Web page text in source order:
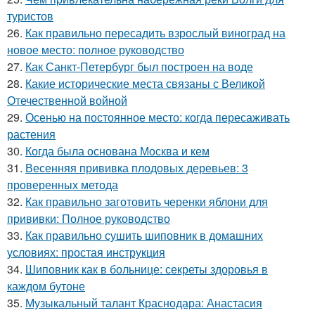
туристов
26. Как правильно пересадить взрослый виноград на
новое место: полное руководство
27. Как Санкт-Петербург был построен на воде
28. Какие исторические места связаны с Великой
Отечественной войной
29. Осенью на постоянное место: когда пересаживать
растения
30. Когда была основана Москва и кем
31. Весенняя прививка плодовых деревьев: 3
проверенных метода
32. Как правильно заготовить черенки яблони для
прививки: Полное руководство
33. Как правильно сушить шиповник в домашних
условиях: простая инструкция
34. Шиповник как в больнице: секреты здоровья в
каждом бутоне
35. Музыкальный талант Краснодара: Анастасия